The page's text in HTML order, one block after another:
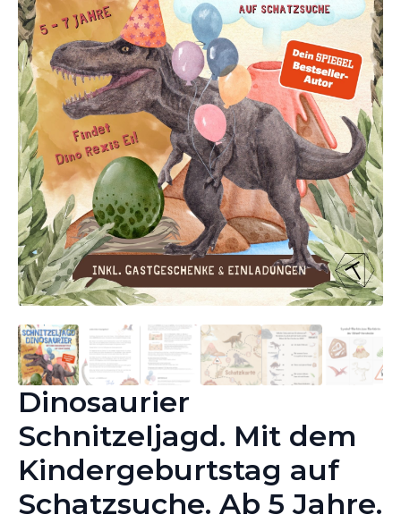
Dinosaurier
Schnitzeljagd. Mit dem
Kindergeburtstag auf
Schatzsuche. Ab 5 Jahre.